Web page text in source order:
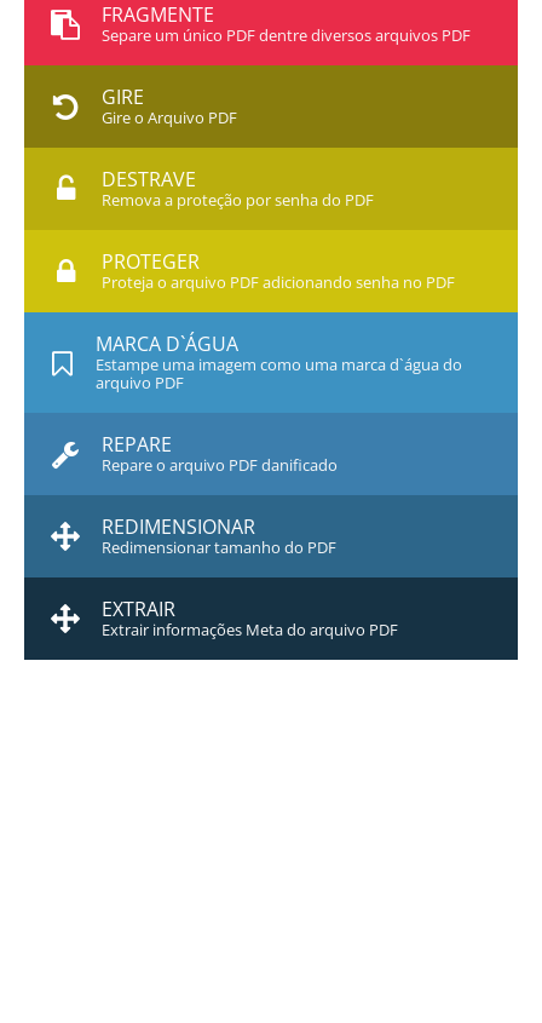
FRAGMENTE
Separe um único PDF dentre diversos arquivos PDF
GIRE
Gire o Arquivo PDF
DESTRAVE
Remova a proteção por senha do PDF
PROTEGER
Proteja o arquivo PDF adicionando senha no PDF
MARCA D`ÁGUA
Estampe uma imagem como uma marca d`água do
arquivo PDF
REPARE
Repare o arquivo PDF danificado
REDIMENSIONAR
Redimensionar tamanho do PDF
EXTRAIR
Extrair informações Meta do arquivo PDF